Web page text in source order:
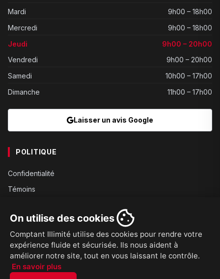
On utilise des cookies
Comptant Illimité utilise des cookies pour rendre votre
expérience fluide et sécurisée. Ils nous aident à
améliorer notre site, tout en vous laissant le contrôle.
En savoir plus
Mardi
9h00 – 18h00
Mercredi
9h00 – 18h00
Jeudi
9h00 – 20h00
Vendredi
9h00 – 20h00
Samedi
10h00 – 17h00
Dimanche
11h00 – 17h00
Laisser un avis Google
POLITIQUE
Confidentialité
Témoins
Conditions
Expédition
Retours